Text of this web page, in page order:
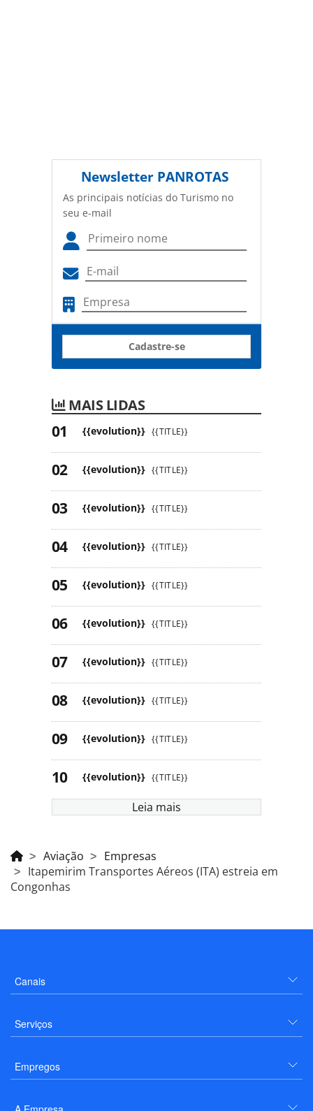
Newsletter PANROTAS
As principais notícias do Turismo no
seu e-mail
Cadastre-se
MAIS LIDAS
{{evolution}} {{TITLE}}
{{evolution}} {{TITLE}}
{{evolution}} {{TITLE}}
{{evolution}} {{TITLE}}
{{evolution}} {{TITLE}}
{{evolution}} {{TITLE}}
{{evolution}} {{TITLE}}
{{evolution}} {{TITLE}}
{{evolution}} {{TITLE}}
{{evolution}} {{TITLE}}
Leia mais
Aviação
Empresas
Itapemirim Transportes Aéreos (ITA) estreia em
Congonhas
Canais
Serviços
Empregos